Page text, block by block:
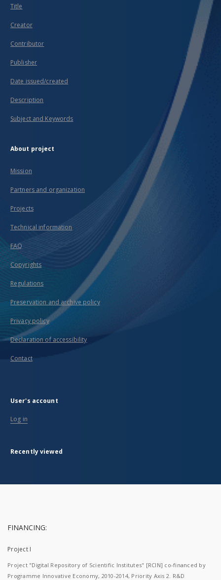
Title
Creator
Contributor
Publisher
Date issued/created
Description
Subject and Keywords
About project
Mission
Partners and organization
Projects
Technical information
FAQ
Copyrights
Regulations
Preservation and archive policy
Privacy policy
Declaration of accessibility
Contact
User's account
Log in
Recently viewed
FINANCING:
Project I
Project "Digital Repository of Scientific Institutes" [RCIN] co-financed by
Programme Innovative Economy, 2010-2014, Priority Axis 2. R&D